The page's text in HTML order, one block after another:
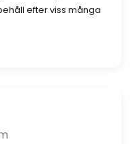
efter viss många